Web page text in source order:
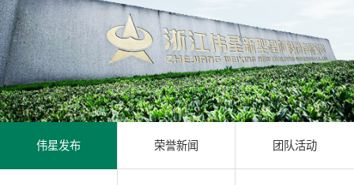
伟星发布 荣誉新闻 团队活动